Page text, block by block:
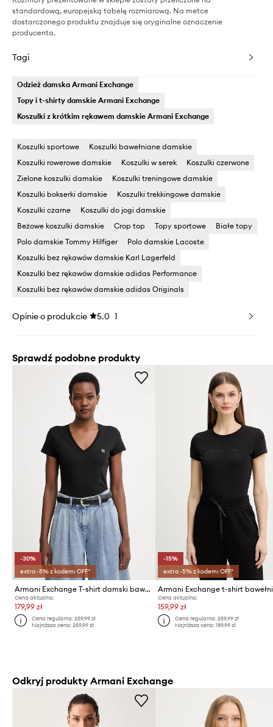
standardową, europejską tabelę rozmiarową. Na metce
dostarczonego produktu znajduje się oryginalne oznaczenie
producenta.
Tagi
Odzież damska Armani Exchange
Topy i t-shirty damskie Armani Exchange
Koszulki z krótkim rękawem damskie Armani Exchange
Koszulki sportowe
Koszulki bawełniane damskie
Koszulki rowerowe damskie
Koszulki w serek
Koszulki czerwone
Zielone koszulki damskie
Koszulki treningowe damskie
Koszulki bokserki damskie
Koszulki trekkingowe damskie
Koszulki czarne
Koszulki do jogi damskie
Beżowe koszulki damskie
Crop top Topy sportowe
Białe topy
Polo damskie Tommy Hilfiger
Polo damskie Lacoste
Koszulki bez rękawów damskie Karl Lagerfeld
Koszulki bez rękawów damskie adidas Performance
Koszulki bez rękawów damskie adidas Originals
Opinie o produkcie 5.0 1
Sprawdź podobne produkty
-30%
extra -5% z kodem: OFF*
Armani Exchange T-shirt damski bawełniany
Cena aktualna:
179,99 zł
Cena regularna:259,99 zł
Najniższa cena:259,99 zł
-15%
extra -5% z kodem: OFF*
Armani Exchange t-shirt
Cena aktualna:
159,99 zł
Cena regularna: 259,99 zł
Najniższa cena: 189,99 zł
Odkryj produkty Armani Exchange